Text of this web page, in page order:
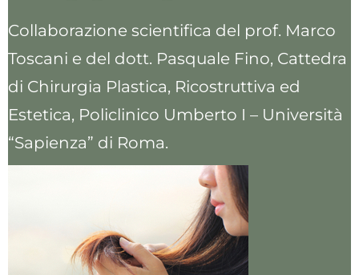
Collaborazione scientifica del prof. Marco
Toscani e del dott. Pasquale Fino, Cattedra
di Chirurgia Plastica, Ricostruttiva ed
Estetica, Policlinico Umberto I – Università
“Sapienza” di Roma.